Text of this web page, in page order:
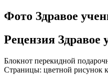
Фото Здравое
Рецензия Здравое
Блокнот перекидной
Страницы: цветной рисунок